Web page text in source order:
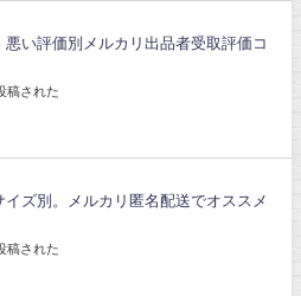
悪い評価別メルカリ出品者受取評価コ
稿された
イズ別。メルカリ匿名配送でオススメ
稿された